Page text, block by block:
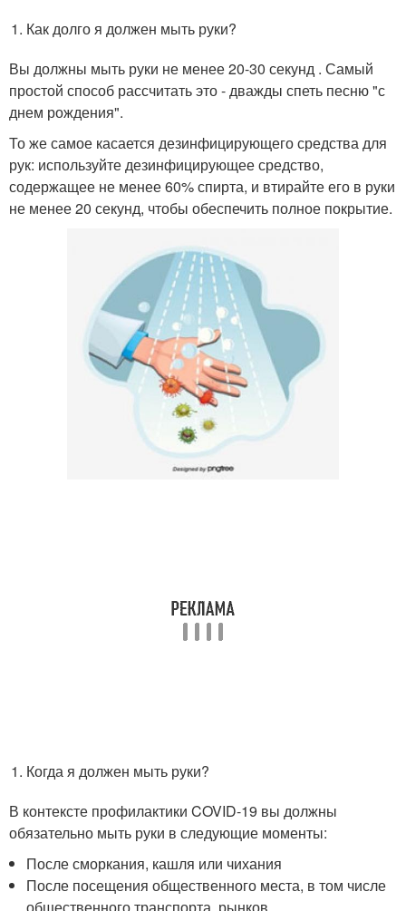
Как долго я должен мыть руки?
Вы должны мыть руки не менее 20-30 секунд . Самый
простой способ рассчитать это - дважды спеть песню "с
днем ​​рождения".
То же самое касается дезинфицирующего средства для
рук: используйте дезинфицирующее средство,
содержащее не менее 60% спирта, и втирайте его в руки
не менее 20 секунд, чтобы обеспечить полное покрытие.
Когда я должен мыть руки?
В контексте профилактики COVID-19 вы должны
обязательно мыть руки в следующие моменты:
После сморкания, кашля или чихания
После посещения общественного места, в том числе